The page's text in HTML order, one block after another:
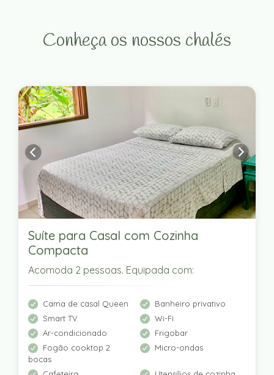
Conheça os nossos chalés
Suíte para Casal com Cozinha
Compacta
Acomoda 2 pessoas. Equipada com:
Cama de casal Queen
Banheiro privativo
Smart TV
Wi-Fi
Ar-condicionado
Frigobar
Fogão cooktop 2
bocas
Micro-ondas